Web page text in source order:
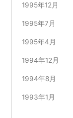
1995年12月
1995年7月
1995年4月
1994年12月
1994年8月
1993年1月